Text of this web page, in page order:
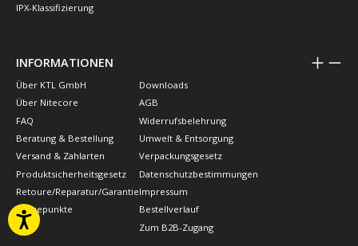
IPX-Klassifizierung
INFORMATIONEN
Über KTL GmbH
Über Nitecore
FAQ
Beratung & Bestellung
Versand & Zahlarten
Produktsicherheitsgesetz
Retoure/Reparatur/Garantie
Treuepunkte
Downloads
AGB
Widerrufsbelehrung
Umwelt & Entsorgung
Verpackungsgesetz
Datenschutzbestimmungen
Impressum
Bestellverlauf
Zum B2B-Zugang